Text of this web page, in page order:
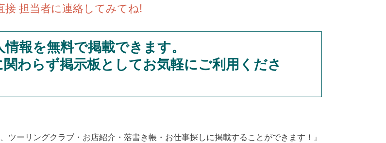
接 担当者に連絡してみてね!
報を無料で掲載できます。
わらず掲示板としてお気軽にご利用くださ
ツーリングクラブ・お店紹介・落書き帳・お仕事探しに掲載することができます！』